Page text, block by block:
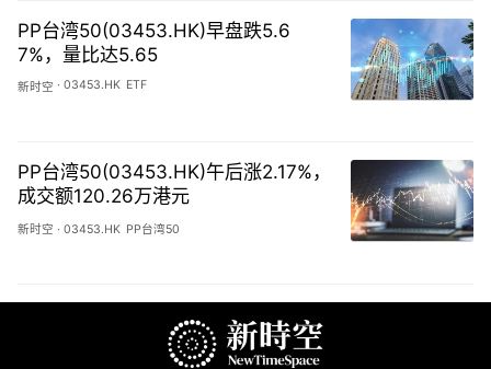
PP台湾50(03453.HK)早盘跌5.6
7%，量比达5.65
新时空 ·03453.HK ETF
PP台湾50(03453.HK)午后涨2.17%，
成交额120.26万港元
新时空 ·03453.HK PP台湾50